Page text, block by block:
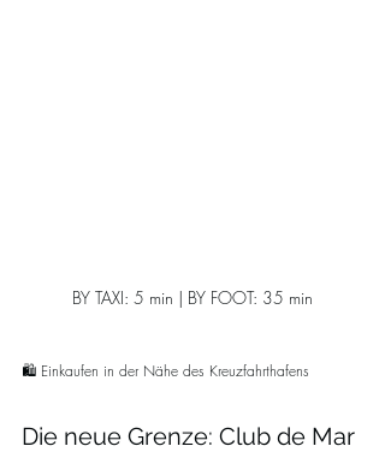
BY TAXI: 5 min | BY FOOT: 35 min
🛍️ Einkaufen in der Nähe des Kreuzfahrthafens
Die neue Grenze: Club de Mar